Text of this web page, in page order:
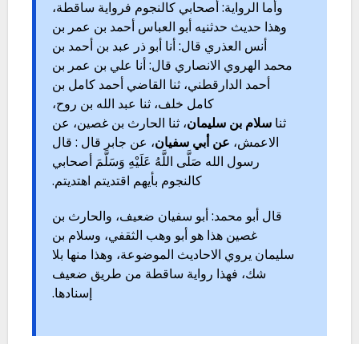
وأما الرواية: أصحابي كالنجوم فرواية ساقطة،
وهذا حديث حدثنيه أبو العباس أحمد بن عمر بن
أنس العذري قال: أنا أبو ذر عبد بن أحمد بن
محمد الهروي الانصاري قال: أنا علي بن عمر بن
أحمد الدارقطني، ثنا القاضي أحمد كامل بن
كامل خلف، ثنا عبد الله بن روح،
ثنا سلام بن سليمان، ثنا الحارث بن غصين، عن
الاعمش، عن أبي سفيان، عن جابر قال : قال
رسول الله صَلَّى اللَّهُ عَلَيْهِ وَسَلَّمَ أصحابي
كالنجوم بأيهم اقتديتم اهتديتم.
قال أبو محمد: أبو سفيان ضعيف، والحارث بن
غصين هذا هو أبو وهب الثقفي، وسلام بن
سليمان يروي الاحاديث الموضوعة، وهذا منها بلا
شك، فهذا رواية ساقطة من طريق ضعيف
إسنادها.